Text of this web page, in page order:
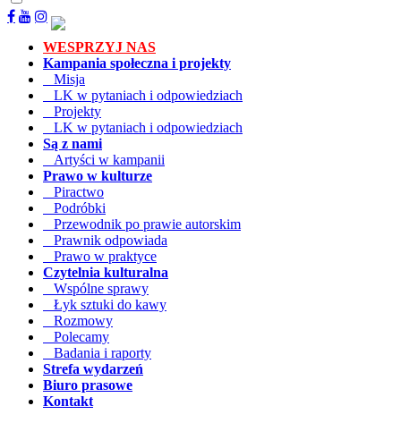
WESPRZYJ NAS
Kampania społeczna i projekty
Misja
LK w pytaniach i odpowiedziach
Projekty
LK w pytaniach i odpowiedziach
Są z nami
Artyści w kampanii
Prawo w kulturze
Piractwo
Podróbki
Przewodnik po prawie autorskim
Prawnik odpowiada
Prawo w praktyce
Czytelnia kulturalna
Wspólne sprawy
Łyk sztuki do kawy
Rozmowy
Polecamy
Badania i raporty
Strefa wydarzeń
Biuro prasowe
Kontakt